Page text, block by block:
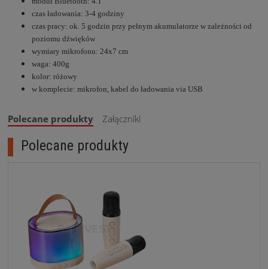
czas ładowania: 3-4 godziny
czas pracy: ok. 5 godzin przy pełnym akumulatorze w zależności od
poziomu dźwięków
wymiary mikrofonu: 24x7 cm
waga: 400g
kolor: różowy
w komplecie: mikrofon, kabel do ładowania via USB
Polecane produkty Załączniki
Polecane produkty